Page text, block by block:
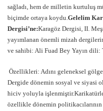
sağladı, hem de milletin kurtuluş
biçimde ortaya koydu.Gelelim
Dergisi’ne:Karagöz Dergisi, II.
yayımlanan önemli mizah
ve sahibi: Ali Fuad Bey Yayın
Özellikleri: Adını geleneksel
Dergide dönemin sosyal ve siyasi
hiciv yoluyla
özellikle dönemin